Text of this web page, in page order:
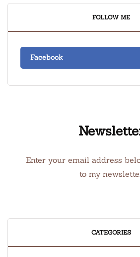
FOLLOW ME
Facebook
Enter your email address
to my
CATEGORIES